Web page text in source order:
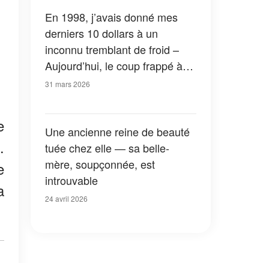
En 1998, j’avais donné mes
derniers 10 dollars à un
inconnu tremblant de froid –
Aujourd’hui, le coup frappé à
ma porte m'a effondrée en
31 mars 2026
Une ancienne reine de beauté
tuée chez elle — sa belle-
mère, soupçonnée, est
introuvable
24 avril 2026